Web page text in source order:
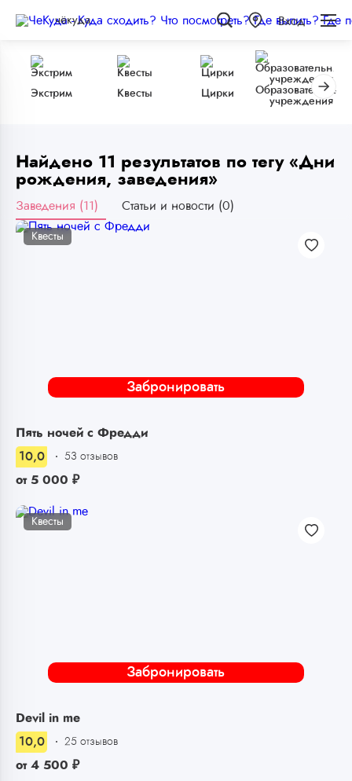
чёкуда Вход
Экстрим Квесты Цирки
Образовательные
учреждения
Найдено 11 результатов по тегу «Дни
рождения, заведения»
Заведения (11) Статьи и новости (0)
Забронировать
Квесты
Пять ночей с Фредди
10,0
53 отзывов
от 5 000 ₽
Забронировать
Квесты
Devil in me
10,0
25 отзывов
от 4 500 ₽